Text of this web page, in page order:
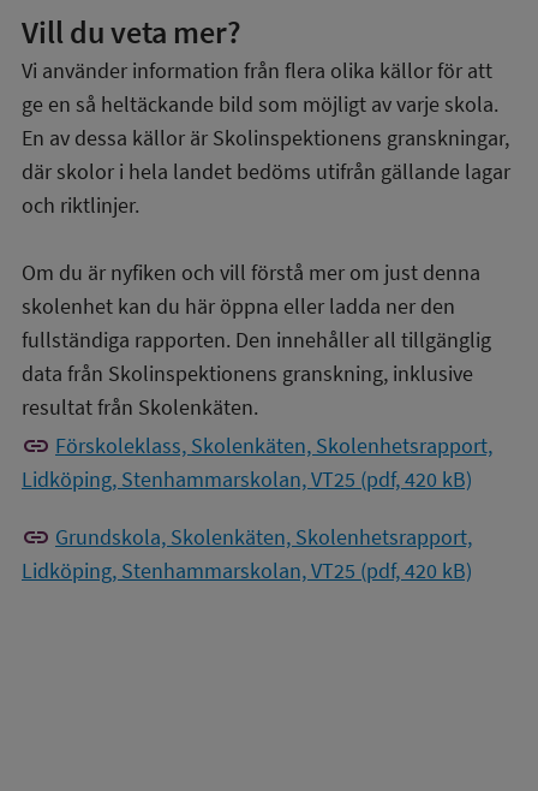
Vill du veta mer?
Vi använder information från flera olika källor för att
ge en så heltäckande bild som möjligt av varje skola.
En av dessa källor är Skolinspektionens granskningar,
där skolor i hela landet bedöms utifrån gällande lagar
och riktlinjer.
Om du är nyfiken och vill förstå mer om just denna
skolenhet kan du här öppna eller ladda ner den
fullständiga rapporten. Den innehåller all tillgänglig
data från Skolinspektionens granskning, inklusive
resultat från Skolenkäten.
link Förskoleklass, Skolenkäten, Skolenhetsrapport,
Lidköping, Stenhammarskolan, VT25 (pdf, 420 kB)
link Grundskola, Skolenkäten, Skolenhetsrapport,
Lidköping, Stenhammarskolan, VT25 (pdf, 420 kB)